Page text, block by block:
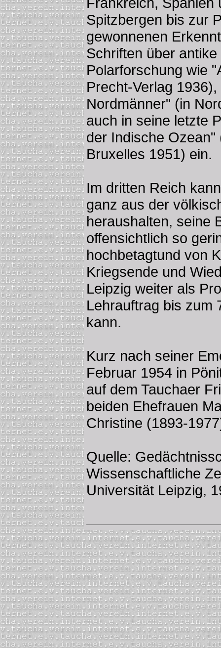
Spitzbergen bis zur
gewonnenen
Schriften über
Polarforschung wie
Precht-Verlag
Nordmänner" (in
auch in seine letzte
der Indische
Bruxelles 1951) ein.
Im dritten Reich
ganz aus der
heraushalten, seine
offensichtlich so
hochbetagtund von
Kriegsende und
Leipzig weiter als
Lehrauftrag bis zum
kann.
Kurz nach seiner
Februar 1954 in
auf dem Tauchaer
beiden Ehefrauen
Christine (1893-
Quelle:
Wissenschaftliche
Universität Leipzig,